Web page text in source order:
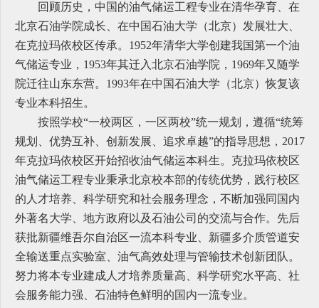
回顾历史，中国的油气储运工程专业在清华孕育、在
北京石油学院成长、在中国石油大学（北京）发展壮大、
在克拉玛依校区传承。1952年清华大学创建我国第一个油
气储运专业，1953年其迁入北京石油学院，1969年又随学
院迁往山东东营。1993年在中国石油大学（北京）恢复该
专业本科招生。
按照学校“一校两区，一区两校”统一规划，遵循“统筹
规划、优势互补、创新发展、追求卓越”的指导思想，2017
年克拉玛依校区开始招收油气储运本科生。克拉玛依校区
油气储运工程专业秉承北京校本部的传统优势，践行校区
的人才培养、科学研究和社会服务理念，不断加强同国内
外著名大学、地方政府以及石油公司的交流与合作。先后
获批新疆维吾尔自治区一流本科专业、新疆多介质管道安
全输送重点实验室、油气高效处理与管输技术创新团队。
努力将本专业建成人才培养质量高、科学研究水平高、社
会服务能力强、石油特色鲜明的国内一流专业。